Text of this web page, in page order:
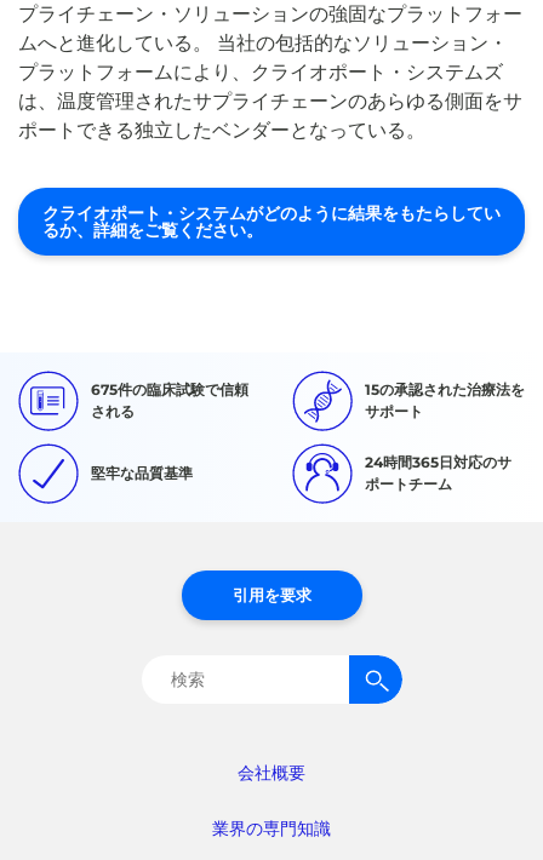
プライチェーン・ソリューションの強固なプラットフォー
ムへと進化している。 当社の包括的なソリューション・
プラットフォームにより、クライオポート・システムズ
は、温度管理されたサプライチェーンのあらゆる側面をサ
ポートできる独立したベンダーとなっている。
クライオポート・システムがどのように結果をもたらしてい
るか、詳細をご覧ください。
675件の臨床試験で信頼
される
15の承認された治療法を
サポート
堅牢な品質基準
24時間365日対応のサ
ポートチーム
会社概要
業界の専門知識
引用を要求
検